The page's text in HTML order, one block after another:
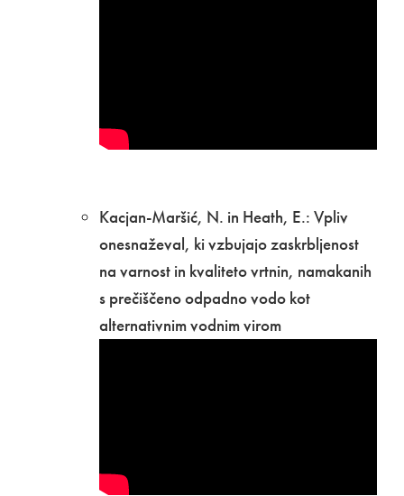
Kacjan-Maršić, N. in Heath, E.: Vpliv
onesnaževal, ki vzbujajo zaskrbljenost
na varnost in kvaliteto vrtnin, namakanih
s prečiščeno odpadno vodo kot
alternativnim vodnim virom